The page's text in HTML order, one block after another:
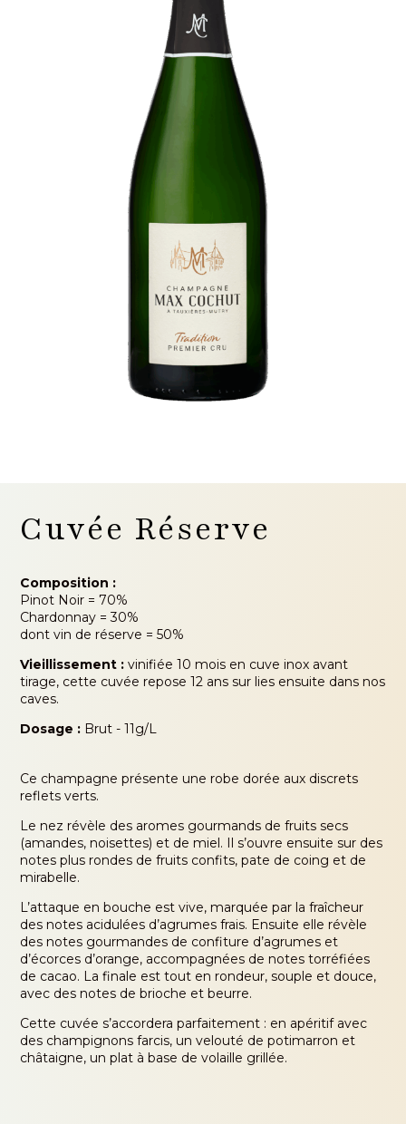
Cuvée Réserve
Composition :
Pinot Noir = 70%
Chardonnay = 30%
dont vin de réserve = 50%
Vieillissement : vinifiée 10 mois en cuve inox avant
tirage, cette cuvée repose 12 ans sur lies ensuite dans nos
caves.
Dosage : Brut - 11g/L
Ce champagne présente une robe dorée aux discrets
reflets verts.
Le nez révèle des aromes gourmands de fruits secs
(amandes, noisettes) et de miel. Il s’ouvre ensuite sur des
notes plus rondes de fruits confits, pate de coing et de
mirabelle.
L’attaque en bouche est vive, marquée par la fraîcheur
des notes acidulées d’agrumes frais. Ensuite elle révèle
des notes gourmandes de confiture d’agrumes et
d’écorces d’orange, accompagnées de notes torréfiées
de cacao. La finale est tout en rondeur, souple et douce,
avec des notes de brioche et beurre.
Cette cuvée s’accordera parfaitement : en apéritif avec
des champignons farcis, un velouté de potimarron et
châtaigne, un plat à base de volaille grillée.